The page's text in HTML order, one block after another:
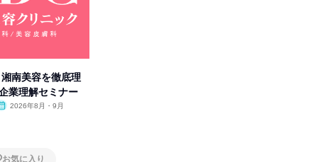
湘南美容を徹底理
業理解セミナー
2026年8月・9月
お気に入り